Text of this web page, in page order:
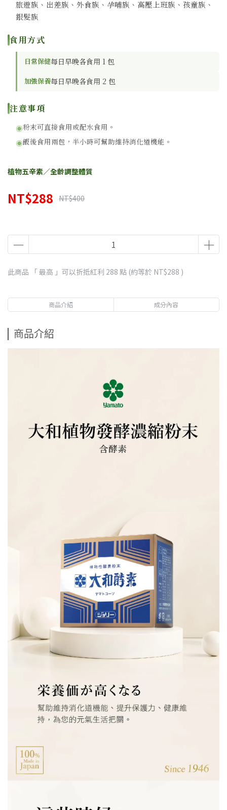
旅遊族、出差族、外食族、孕哺族、高壓上班族、孩童族、
銀髮族
食用方式
日常保健每日早晚各食用 1 包
加強保養每日早晚各食用 2 包
注意事項
◉粉末可直接食用或配水食用。
◉飯後食用兩包，半小時可幫助維持消化道機能。
植物五辛素／全齡調整體質
NT$288 NT$400
此商品 「 最高 」可以折抵紅利 288 點 (約等於 NT$288 )
商品介紹 成分內容
商品介紹